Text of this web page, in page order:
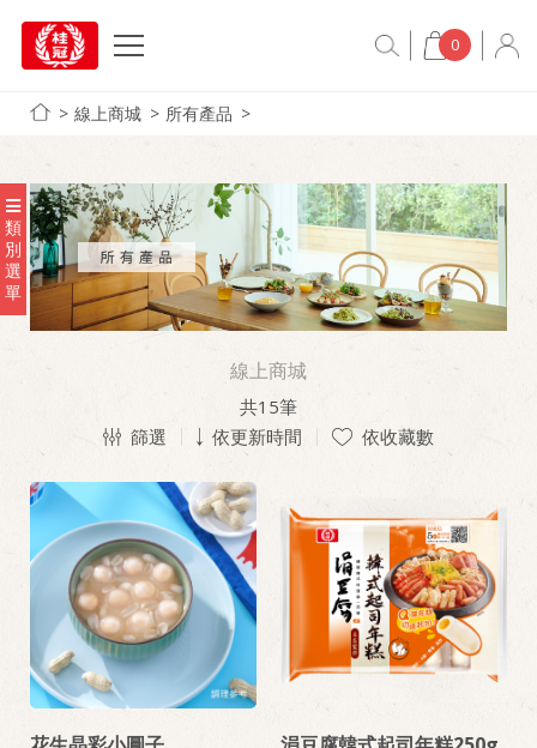
0
線上商城 所有產品
類
別
選
單
線上商城
共15筆
篩選
依更新時間 依收藏數